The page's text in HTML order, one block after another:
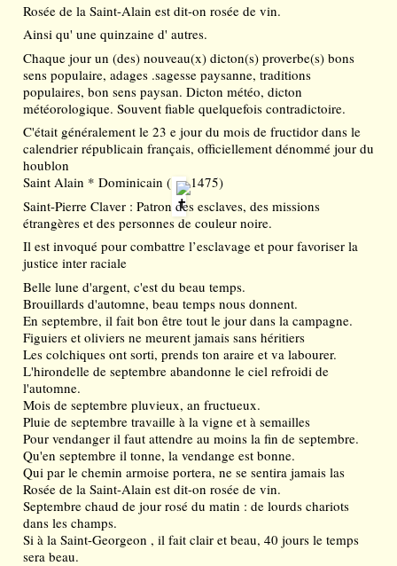
Rosée de la Saint-Alain est dit-on rosée de vin.
Ainsi qu' une quinzaine d' autres.
Chaque jour un (des) nouveau(x) dicton(s) proverbe(s) bons
sens populaire, adages .sagesse paysanne, traditions
populaires, bon sens paysan. Dicton météo, dicton
météorologique. Souvent fiable quelquefois contradictoire.
C'était généralement le 23 e jour du mois de fructidor dans le
calendrier républicain français, officiellement dénommé jour du
houblon
Saint Alain * Dominicain (
1475)
Saint-Pierre Claver : Patron des esclaves, des missions
étrangères et des personnes de couleur noire.
Il est invoqué pour combattre l’esclavage et pour favoriser la
justice inter raciale
Belle lune d'argent, c'est du beau temps.
Brouillards d'automne, beau temps nous donnent.
En septembre, il fait bon être tout le jour dans la campagne.
Figuiers et oliviers ne meurent jamais sans héritiers
Les colchiques ont sorti, prends ton araire et va labourer.
L'hirondelle de septembre abandonne le ciel refroidi de
l'automne.
Mois de septembre pluvieux, an fructueux.
Pluie de septembre travaille à la vigne et à semailles
Pour vendanger il faut attendre au moins la fin de septembre.
Qu'en septembre il tonne, la vendange est bonne.
Qui par le chemin armoise portera, ne se sentira jamais las
Rosée de la Saint-Alain est dit-on rosée de vin.
Septembre chaud de jour rosé du matin : de lourds chariots
dans les champs.
Si à la Saint-Georgeon , il fait clair et beau, 40 jours le temps
sera beau.